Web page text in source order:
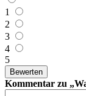
1
2
3
4
5
Kommentar zu